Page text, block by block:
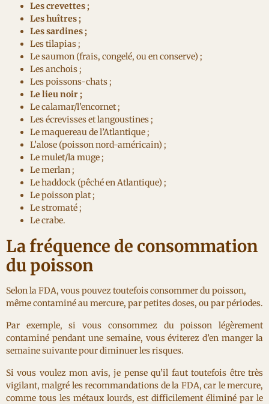
Les crevettes ;
Les huîtres ;
Les sardines ;
Les tilapias ;
Le saumon (frais, congelé, ou en conserve) ;
Les anchois ;
Les poissons-chats ;
Le lieu noir ;
Le calamar/l’encornet ;
Les écrevisses et langoustines ;
Le maquereau de l’Atlantique ;
L’alose (poisson nord-américain) ;
Le mulet/la muge ;
Le merlan ;
Le haddock (pêché en Atlantique) ;
Le poisson plat ;
Le stromaté ;
Le crabe.
La fréquence de consommation
du poisson
Selon la FDA, vous pouvez toutefois consommer du poisson,
même contaminé au mercure, par petites doses, ou par périodes.
Par exemple, si vous consommez du poisson légèrement
contaminé pendant une semaine, vous éviterez d’en manger la
semaine suivante pour diminuer les risques.
Si vous voulez mon avis, je pense qu’il faut toutefois être très
vigilant, malgré les recommandations de la FDA, car le mercure,
comme tous les métaux lourds, est difficilement éliminé par le